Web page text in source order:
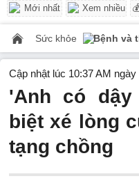
Mới nhất Xem nhiều
Sức khỏe Bệnh và
Cập nhật lúc 10:37 AM ngày
'Anh có
biệt xé lòng
tạng chồng